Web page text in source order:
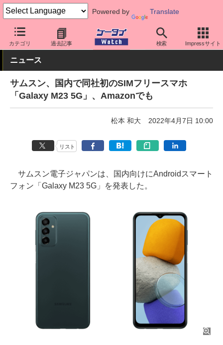
Powered by Translate
カテゴリ 過去記事 検索 Impressサイト
ケータイ Watch OS Android Galaxy
ニュース
サムスン、国内で同社初のSIMフリースマホ
「Galaxy M23 5G」、Amazonでも
松本 和大 2022年4月7日 10:00
リスト
サムスン電子ジャパンは、国内向けにAndroidスマート
フォン「Galaxy M23 5G」を発表した。